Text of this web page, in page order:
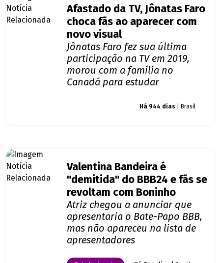
Afastado da TV, Jônatas Faro
choca fãs ao aparecer com
novo visual
Jônatas Faro fez sua última
participação na TV em 2019,
morou com a família no
Canadá para estudar
Há 944 dias | Brasil
Valentina Bandeira é
"demitida" do BBB24 e fãs se
revoltam com Boninho
Atriz chegou a anunciar que
apresentaria o Bate-Papo BBB,
mas não apareceu na lista de
apresentadores